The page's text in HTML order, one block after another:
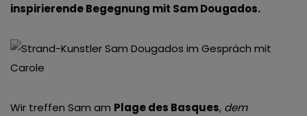
inspirierende Begegnung mit Sam Dougados.
Wir treffen Sam am Plage des Basques, dem